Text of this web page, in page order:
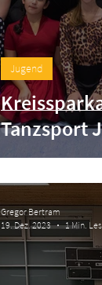
Tanzsport
Jugend
Gregor Bertram
19. Dez. 2023
1 Min.